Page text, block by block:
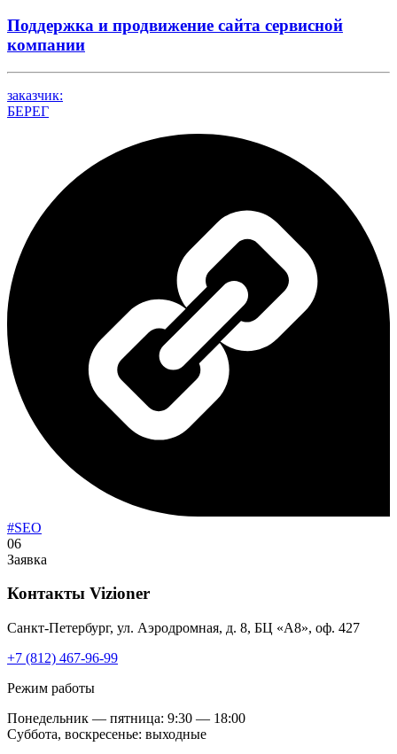
Поддержка и продвижение сайта сервисной
компании
заказчик:
БЕРЕГ
#SEO
06
Заявка
Контакты Vizioner
Санкт-Петербург, ул. Аэродромная, д. 8, БЦ «А8», оф. 427
+7 (812) 467-96-99
Режим работы
Понедельник — пятница: 9:30 — 18:00
Суббота, воскресенье: выходные